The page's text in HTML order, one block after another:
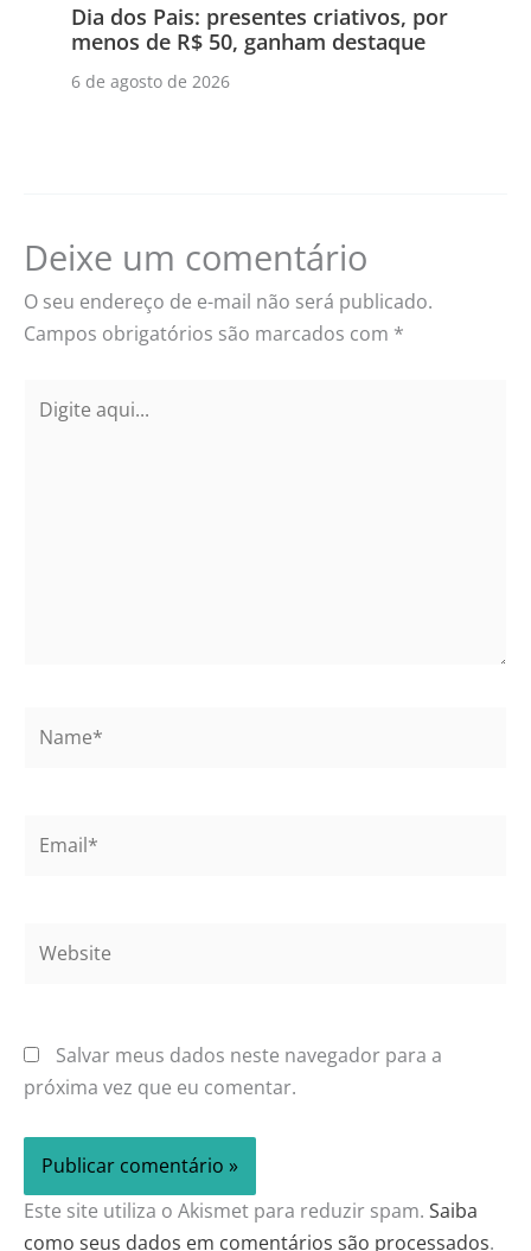
Dia dos Pais: presentes criativos, por
menos de R$ 50, ganham destaque
6 de agosto de 2026
Deixe um comentário
O seu endereço de e-mail não será publicado.
Campos obrigatórios são marcados com *
aqui...
Salvar meus dados neste navegador para a
próxima vez que eu comentar.
Este site utiliza o Akismet para reduzir spam. Saiba
como seus dados em comentários são processados.